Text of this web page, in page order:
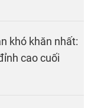
khó khăn nhất:
cao cuối